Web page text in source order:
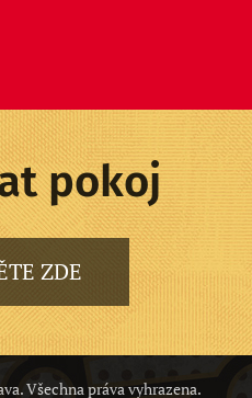
pokoj
ZDE
Všechna práva vyhrazena.